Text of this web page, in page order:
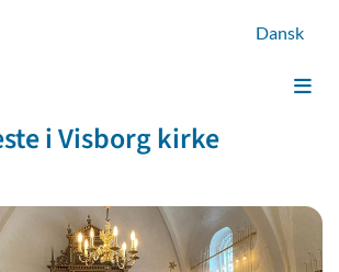
Dansk
i Visborg kirke